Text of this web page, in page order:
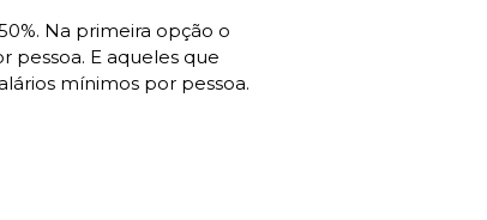
Na primeira opção o
E aqueles que
mínimos por pessoa.